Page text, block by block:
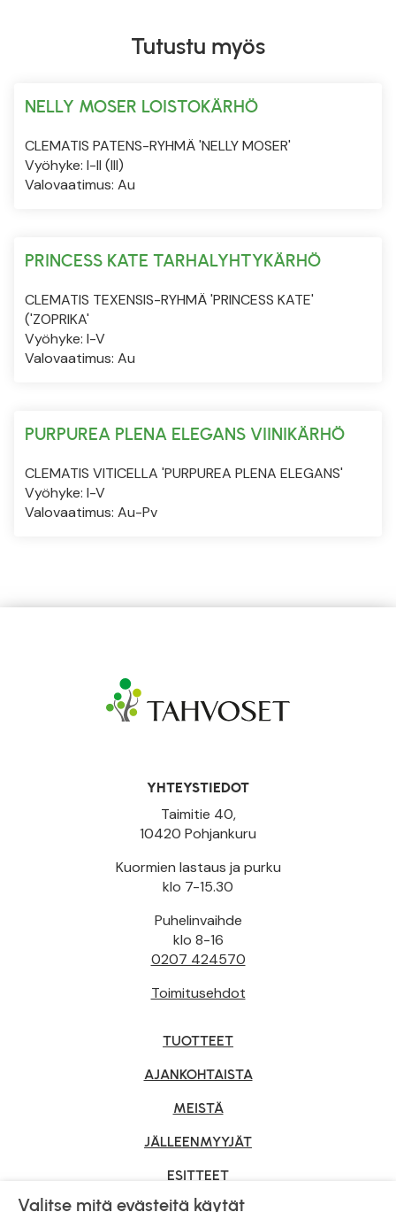
Tutustu myös
NELLY MOSER LOISTOKÄRHÖ
CLEMATIS PATENS-RYHMÄ 'NELLY MOSER'
Vyöhyke: I-II (III)
Valovaatimus: Au
PRINCESS KATE TARHALYHTYKÄRHÖ
CLEMATIS TEXENSIS-RYHMÄ 'PRINCESS KATE'
('ZOPRIKA'
Vyöhyke: I-V
Valovaatimus: Au
PURPUREA PLENA ELEGANS VIINIKÄRHÖ
CLEMATIS VITICELLA 'PURPUREA PLENA ELEGANS'
Vyöhyke: I-V
Valovaatimus: Au-Pv
YHTEYSTIEDOT
Taimitie 40,
10420 Pohjankuru
Kuormien lastaus ja purku
klo 7-15.30
Puhelinvaihde
klo 8-16
0207 424570
Toimitusehdot
TUOTTEET
AJANKOHTAISTA
MEISTÄ
JÄLLEENMYYJÄT
ESITTEET
YRITYSMYYNTI
Valitse mitä evästeitä käytät